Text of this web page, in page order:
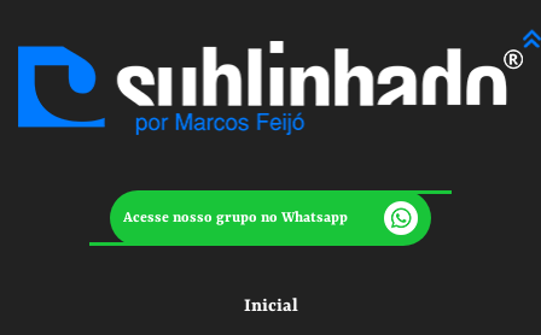
Acesse nosso grupo no Whatsapp
Inicial